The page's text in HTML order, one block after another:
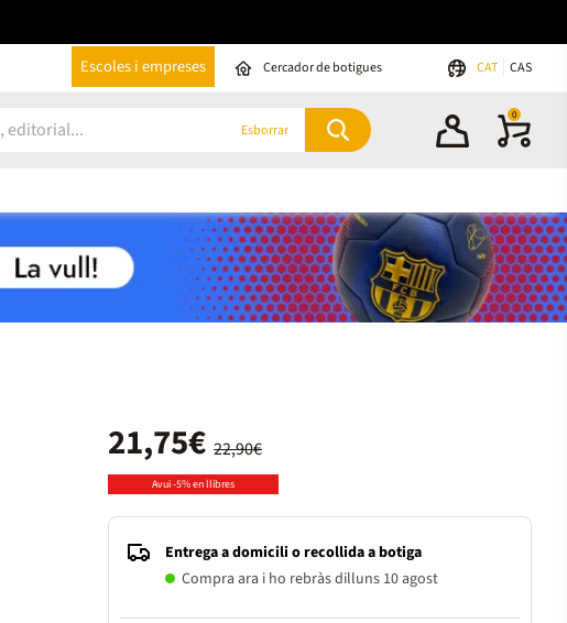
Escoles i empreses Cercador de botigues CAT CAS
Esborrar
0
22,90€
21,75€
Avui -5% en llibres
Entrega a domicili o recollida a botiga
Compra ara i ho rebràs dilluns 10 agost